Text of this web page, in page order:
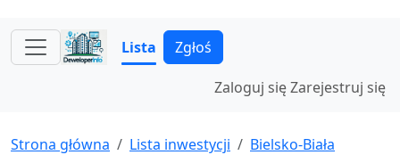
Lista Zgłoś
Zaloguj sięZarejestruj się
Strona główna Lista inwestycji
Bielsko-Biała